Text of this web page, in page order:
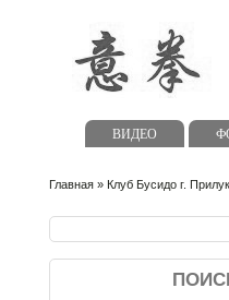
ВИДЕО
Главная » Клуб Бусидо г.